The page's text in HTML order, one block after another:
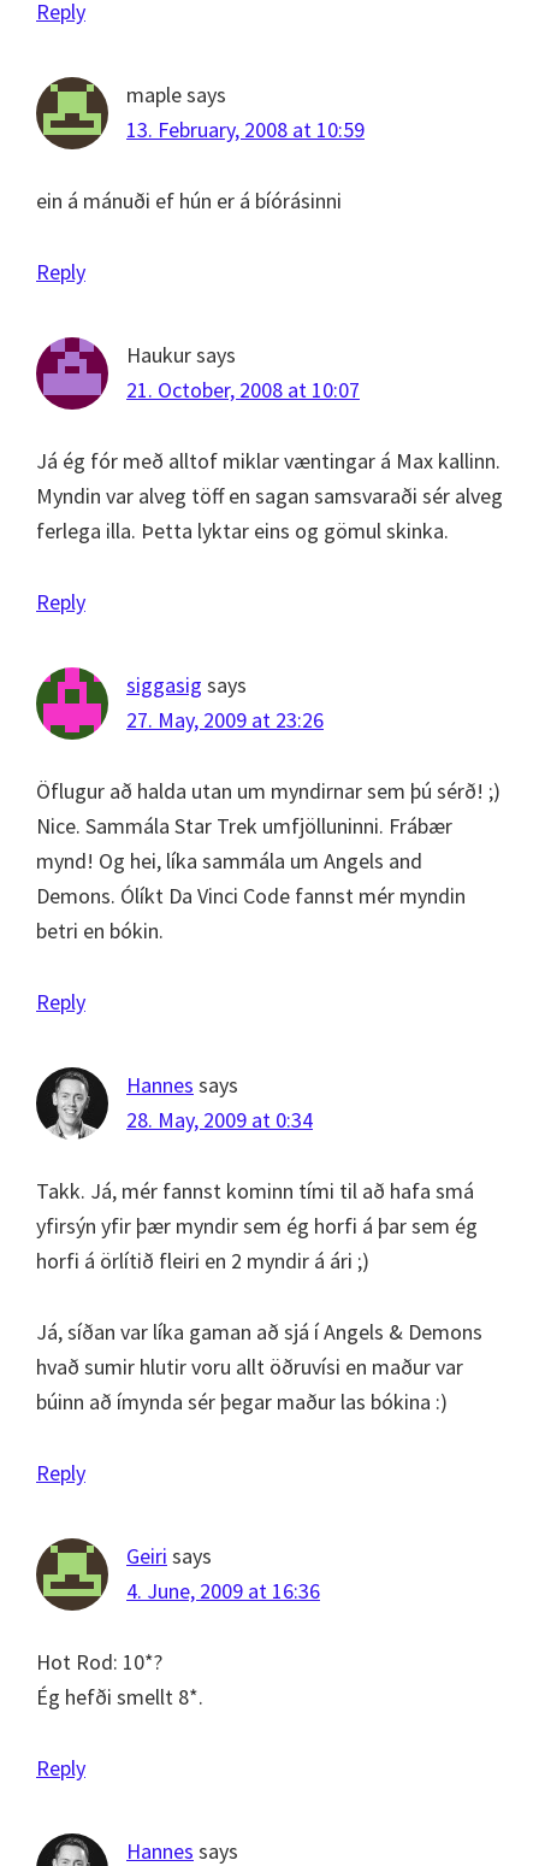
Reply
maplesays
13. February, 2008 at 10:59
ein á mánuði ef hún er á bíórásinni
Reply
Haukursays
21. October, 2008 at 10:07
Já ég fór með alltof miklar væntingar á Max kallinn.
Myndin var alveg töff en sagan samsvaraði sér alveg
ferlega illa. Þetta lyktar eins og gömul skinka.
Reply
siggasig says
27. May, 2009 at 23:26
Öflugur að halda utan um myndirnar sem þú sérð! ;)
Nice. Sammála Star Trek umfjölluninni. Frábær
mynd! Og hei, líka sammála um Angels and
Demons. Ólíkt Da Vinci Code fannst mér myndin
betri en bókin.
Reply
Hannes says
28. May, 2009 at 0:34
Takk. Já, mér fannst kominn tími til að hafa smá
yfirsýn yfir þær myndir sem ég horfi á þar sem ég
horfi á örlítið fleiri en 2 myndir á ári ;)
Já, síðan var líka gaman að sjá í Angels & Demons
hvað sumir hlutir voru allt öðruvísi en maður var
búinn að ímynda sér þegar maður las bókina :)
Reply
Geiri says
4. June, 2009 at 16:36
Hot Rod: 10*?
Ég hefði smellt 8*.
Reply
Hannes says